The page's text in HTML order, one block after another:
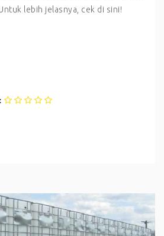
lebih jelasnya, cek di sini!